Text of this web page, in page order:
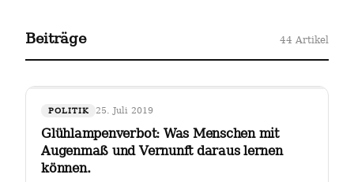
Beiträge 44 Artikel
POLITIK 25. Juli 2019
Glühlampenverbot: Was Menschen mit
Augenmaß und Vernunft daraus lernen
können.